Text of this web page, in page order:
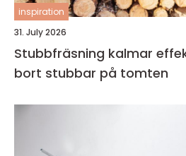
inspiration
31. July 2026
Stubbfräsning kalmar effektivt sätt att få
bort stubbar på tomten